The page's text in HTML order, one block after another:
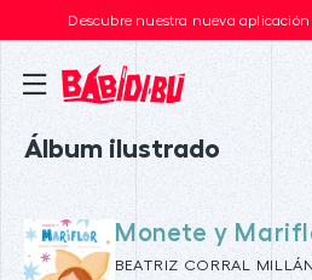
Descubre nuestra nueva aplicación
Álbum ilustrado
Monete y
BEATRIZ CORRAL MILLÁN